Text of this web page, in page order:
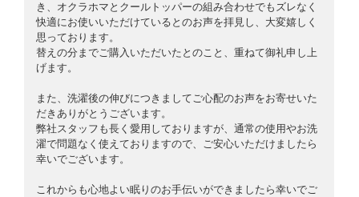
き、オクラホマとクールトッパーの組み合わせでもズレなく
快適にお使いいただけているとのお声を拝見し、大変嬉しく
思っております。
替えの分までご購入いただいたとのこと、重ねて御礼申し上
げます。
また、洗濯後の伸びにつきましてご心配のお声をお寄せいた
だきありがとうございます。
弊社スタッフも長く愛用しておりますが、通常の使用やお洗
濯で問題なく使えておりますので、ご安心いただけましたら
幸いでございます。
これからも心地よい眠りのお手伝いができましたら幸いでご